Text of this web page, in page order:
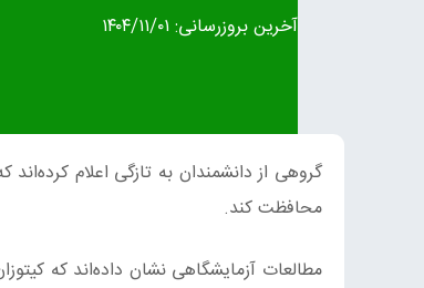
آخرین بروزرسانی: ۱۴۰۴/۱۱/۰۱
گروهی از دانشمندان به تازگی اعلام
محافظت کند.
مطالعات آزمایشگاهی نشان داده‌اند که